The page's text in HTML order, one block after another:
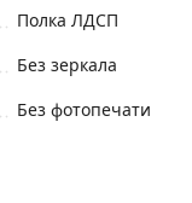
Полка ЛДСП
Без зеркала
Без фотопечати